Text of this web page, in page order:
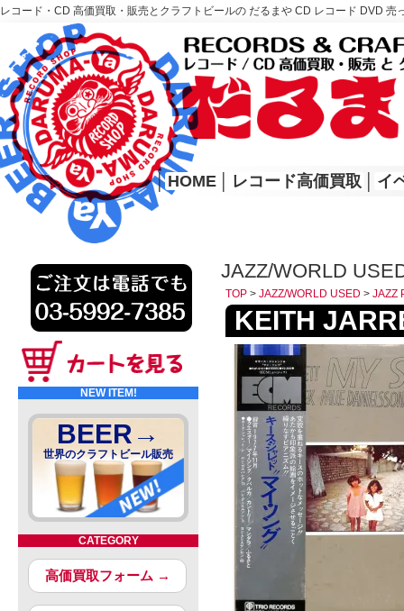
レコード・CD 高価買取・販売とクラフトビールの だるまや CD レコード DVD
レコード高価買取はこちら
HOME
│ HOME レコード高価買取 イ
NEW ITEM!
BEER→
世界のクラフトビール販売
CATEGORY
高価買取フォーム →
JAZZ/WORLD
TOP > JAZZ/WORLD USED > JAZZ
KEITH